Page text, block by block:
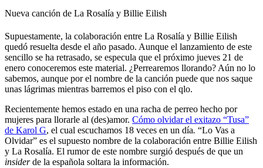
Nueva canción de La Rosalía y Billie Eilish
Supuestamente, la colaboración entre La Rosalía y Billie Eilish
quedó resuelta desde el año pasado. Aunque el lanzamiento de este
sencillo se ha retrasado, se especula que el próximo jueves 21 de
enero conoceremos este material. ¿Perrearemos llorando? Aún no lo
sabemos, aunque por el nombre de la canción puede que nos saque
unas lágrimas mientras barremos el piso con el qlo.
Recientemente hemos estado en una racha de perreo hecho por
mujeres para llorarle al (des)amor. Cómo olvidar el exitazo “Tusa”
de Karol G, el cual escuchamos 18 veces en un día. “Lo Vas a
Olvidar” es el supuesto nombre de la colaboración entre Billie Eilish
y La Rosalía. El rumor de este nombre surgió después de que un
insiderde la española soltara la información.